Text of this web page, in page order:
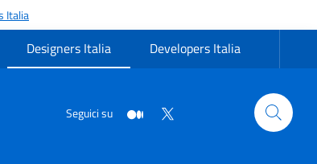
Italia
Designers Italia Developers Italia
Seguici su